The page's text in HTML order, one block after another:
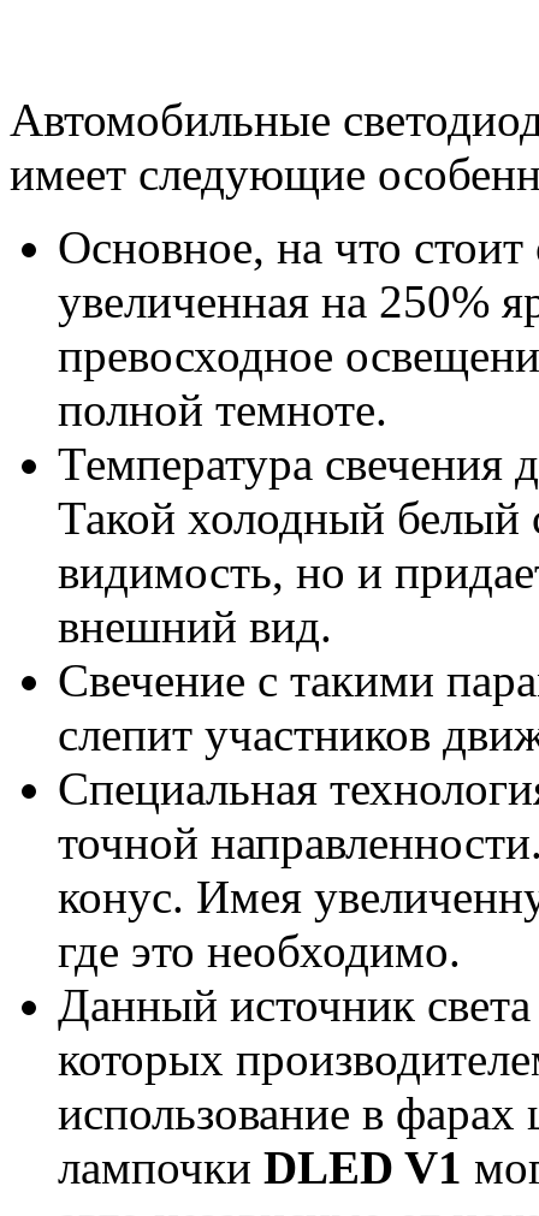
Автомобильные
имеет следующие
Основное, на что
увеличенная на 250%
превосходное
полной темноте.
Температура свечения
Такой холодный белый
видимость, но и
внешний вид.
Свечение с такими
слепит участников
Специальная
точной
конус. Имея
где это необходимо.
Данный источник
которых
использование в
лампочки DLED V1